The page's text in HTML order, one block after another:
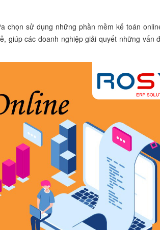
chọn sử dụng những phần mềm kế toán
giúp các doanh nghiệp giải quyết những vấn